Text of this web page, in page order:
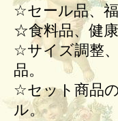
☆セール品、
☆食料品、健
☆サイズ調整
品。
☆セット商品
ル。